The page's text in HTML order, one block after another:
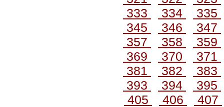
333
334
335
345
346
347
357
358
359
369
370
371
381
382
383
393
394
395
405
406 407